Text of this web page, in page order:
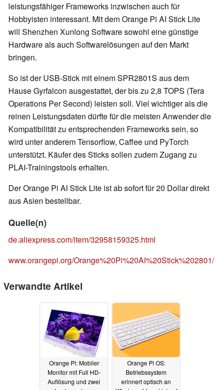
leistungsfähiger Frameworks inzwischen auch für
Hobbyisten interessant. Mit dem Orange Pi AI Stick Lite
will Shenzhen Xunlong Software sowohl eine günstige
Hardware als auch Softwarelösungen auf den Markt
bringen.
So ist der USB-Stick mit einem SPR2801S aus dem
Hause Gyrfalcon ausgestattet, der bis zu 2,8 TOPS (Tera
Operations Per Second) leisten soll. Viel wichtiger als die
reinen Leistungsdaten dürfte für die meisten Anwender die
Kompatibilität zu entsprechenden Frameworks sein, so
wird unter anderem Tensorflow, Caffee und PyTorch
unterstützt. Käufer des Sticks sollen zudem Zugang zu
PLAI-Trainingstools erhalten.
Der Orange Pi AI Stick Lite ist ab sofort für 20 Dollar direkt
aus Asien bestellbar.
Quelle(n)
de.aliexpress.com/item/32958159325.html
www.orangepi.org/Orange%20Pi%20AI%20Stick%202801/
Verwandte Artikel
Orange Pi: Mobiler
Monitor mit Full HD-
Auflösung und zwei
Orange Pi OS:
Betriebssystem
erinnert optisch an